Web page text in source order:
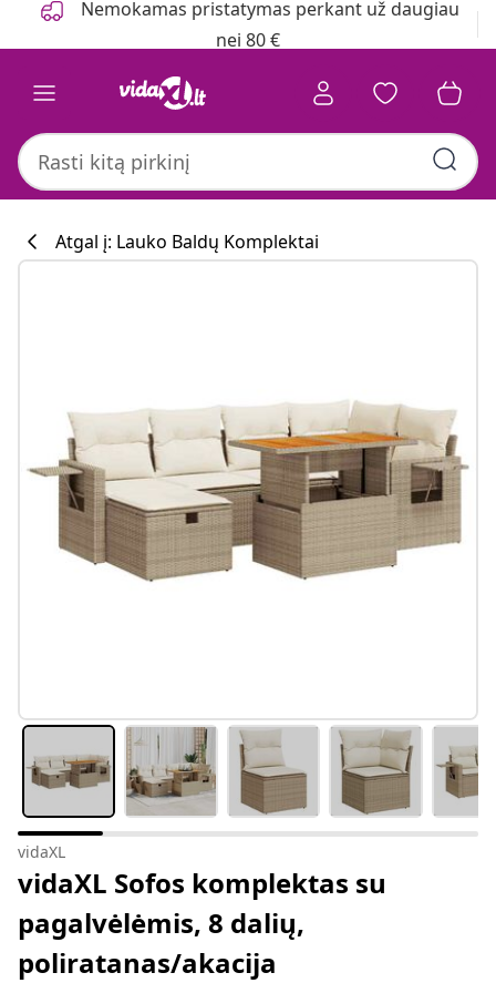
Nemokamas pristatymas perkant už daugiau
nei 80 €
Atgal į: Lauko Baldų Komplektai
vidaXL
vidaXL Sofos komplektas su
pagalvėlėmis, 8 dalių,
poliratanas/akacija